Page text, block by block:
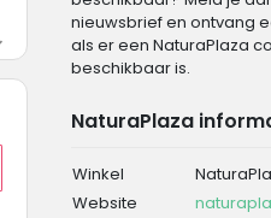
nieuwsbrief en ontvang
als er een NaturaPlaza
beschikbaar is.
NaturaPlaza
Winkel
Website